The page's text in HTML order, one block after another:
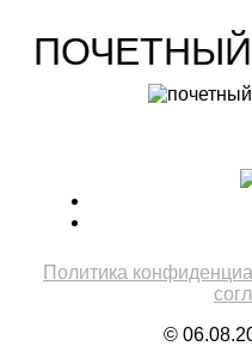
Политика
©